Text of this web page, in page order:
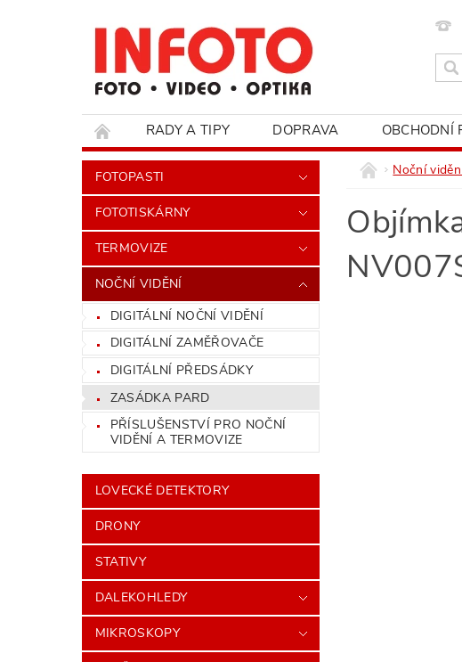
RADY A TIPY DOPRAVA OBCHODNÍ
HODNOCENÍ OBCHODU
FOTOPASTI
FOTOTISKÁRNY
TERMOVIZE
NOČNÍ VIDĚNÍ
DIGITÁLNÍ NOČNÍ VIDĚNÍ
DIGITÁLNÍ ZAMĚŘOVAČE
DIGITÁLNÍ PŘEDSÁDKY
ZASÁDKA PARD
PŘÍSLUŠENSTVÍ PRO NOČNÍ
VIDĚNÍ A TERMOVIZE
LOVECKÉ DETEKTORY
DRONY
STATIVY
DALEKOHLEDY
MIKROSKOPY
Noční